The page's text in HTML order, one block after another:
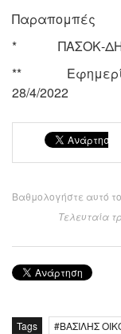
Παραπομπές
* ΠΑΣΟΚ-
** Εφημερίδα
28/4/2022
Βαθμολογήστε αυτό
Τελευταία
Tags ΒΑΣΙΛΗΣ